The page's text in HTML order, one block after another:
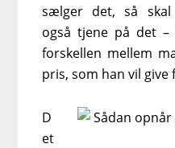
sælger det, så skal
også tjene på det
forskellen mellem
pris, som han vil give
D
et